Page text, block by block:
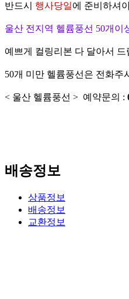
반드시 행사당일에 준비하셔
울산 전지역 헬륨풍선 50개이
예쁘게 컬링리본 다 달아서 드
50개 미만 헬륨풍선은 전화주
< 울산 헬륨풍선 > 예약문의 :
배송정보
상품정보
배송정보
교환정보